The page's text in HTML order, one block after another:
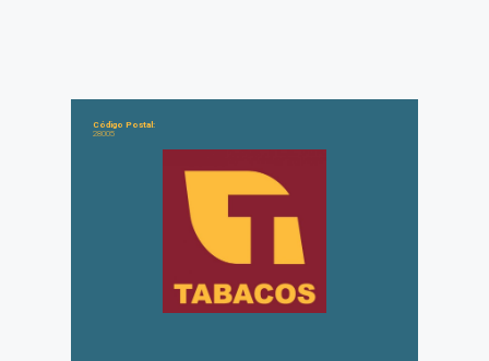
Código Postal:
28005